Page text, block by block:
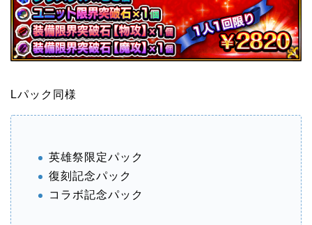
Lパック同様
英雄祭限定パック
復刻記念パック
コラボ記念パック